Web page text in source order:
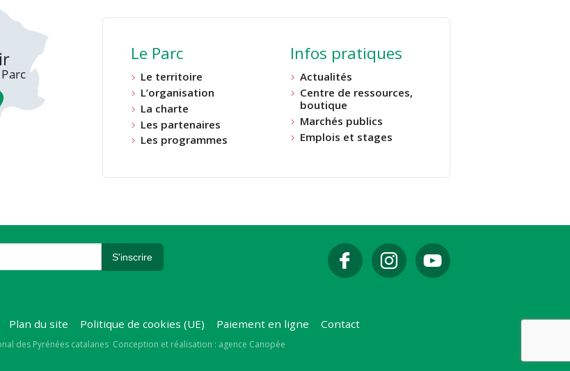
Le Parc
Le territoire
L’organisation
La charte
Les partenaires
Les programmes
Infos pratiques
Actualités
Centre de ressources,
boutique
Marchés publics
Emplois et stages
Plan du site Politique de cookies (UE) Paiement en ligne Contact
des Pyrénées catalanes Conception et réalisation : agence Canopée